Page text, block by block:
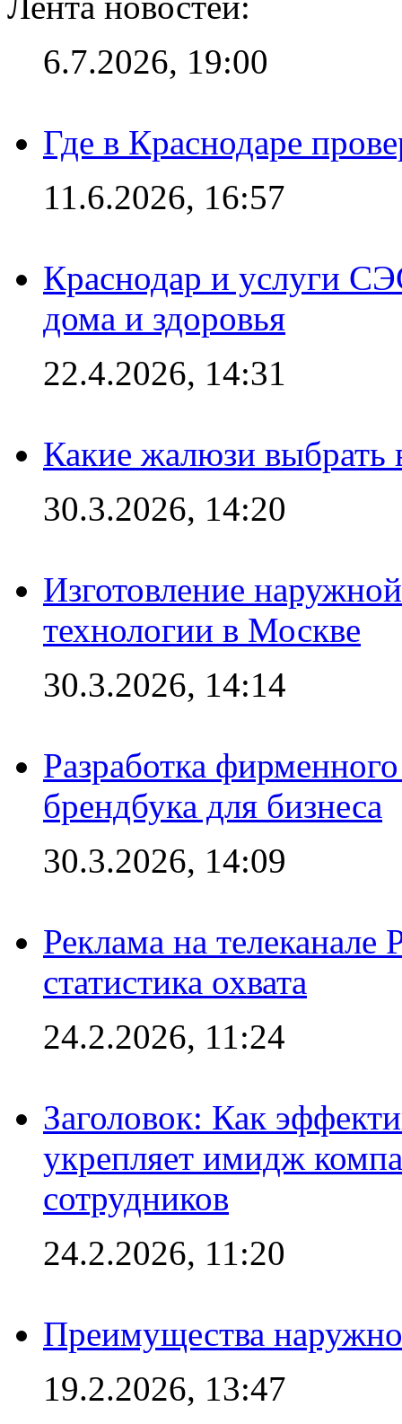
6.7.2026, 19:00
Где в Краснодаре
11.6.2026, 16:57
Краснодар и услуги
дома и здоровья
22.4.2026, 14:31
Какие жалюзи выбрать
30.3.2026, 14:20
Изготовление
технологии в Москве
30.3.2026, 14:14
Разработка
брендбука для бизнеса
30.3.2026, 14:09
Реклама на
статистика охвата
24.2.2026, 11:24
Заголовок: Как
укрепляет имидж
сотрудников
24.2.2026, 11:20
Преимущества
19.2.2026, 13:47